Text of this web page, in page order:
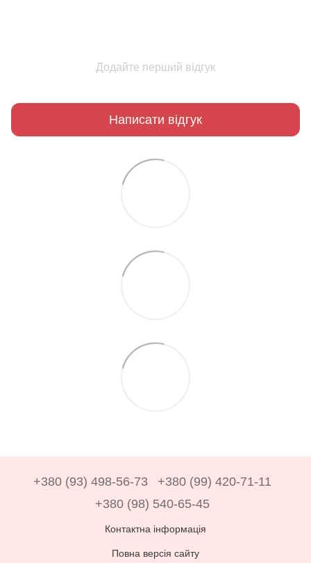
Додайте перший відгук
Написати відгук
+380 (93) 498-56-73
+380 (99) 420-71-11
+380 (98) 540-65-45
Контактна інформація
Повна версія сайту